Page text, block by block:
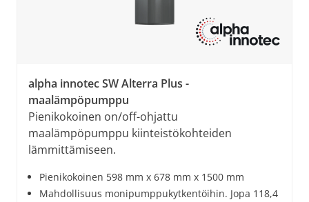
alpha innotec SW Alterra Plus -
maalämpöpumppu
Pienikokoinen on/off-ohjattu
maalämpöpumppu kiinteistökohteiden
lämmittämiseen.
Pienikokoinen 598 mm x 678 mm x 1500 mm
Mahdollisuus monipumppukytkentöihin. Jopa 118,4